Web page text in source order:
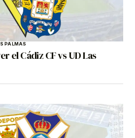
PALMAS
el Cádiz CF vs UD Las